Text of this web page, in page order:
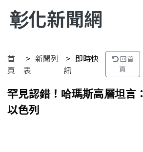
彰化新聞網
首
頁
新聞列
表
即時快
訊
回首
頁
罕見認錯！哈瑪斯高層坦言
以色列